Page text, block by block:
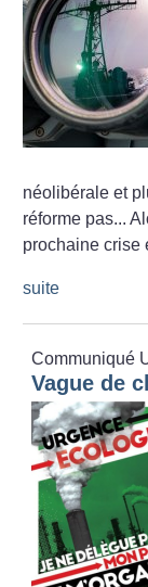
néolibérale et
réforme pas...
prochaine crise
suite
Communiqué
Vague de